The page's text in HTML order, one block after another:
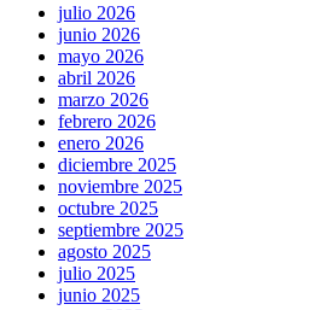
julio 2026
junio 2026
mayo 2026
abril 2026
marzo 2026
febrero 2026
enero 2026
diciembre 2025
noviembre 2025
octubre 2025
septiembre 2025
agosto 2025
julio 2025
junio 2025